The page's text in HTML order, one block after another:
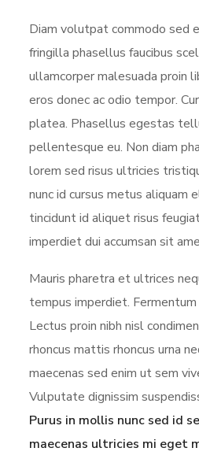
Diam volutpat commodo sed
fringilla phasellus faucibus
ullamcorper malesuada proin
eros donec ac odio tempor.
platea. Phasellus egestas
pellentesque eu. Non diam
lorem sed risus ultricies
nunc id cursus metus aliquam
tincidunt id aliquet risus
imperdiet dui accumsan sit
Mauris pharetra et ultrices
tempus imperdiet.
Lectus proin nibh nisl
rhoncus mattis rhoncus urna
maecenas sed enim ut sem
Vulputate dignissim
Purus in mollis nunc sed id
maecenas ultricies mi eget